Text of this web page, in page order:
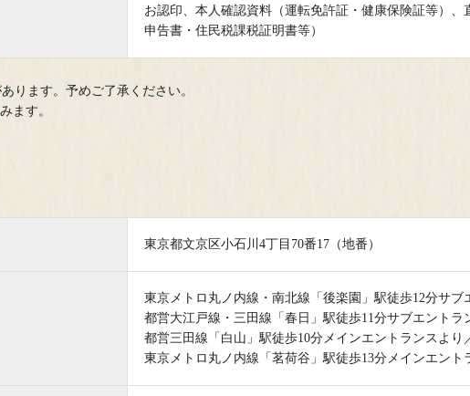
お認印、本人確認資料（運転免許証・健康保険証等）
申告書・住民税課税証明書等）
ります。予めご了承ください。
ます。
東京都文京区小石川4丁目70番17（地番）
東京メトロ丸ノ内線・南北線「後楽園」駅徒歩12分サ
都営大江戸線・三田線「春日」駅徒歩11分サブエントラ
都営三田線「白山」駅徒歩10分メインエントランスより
東京メトロ丸ノ内線「茗荷谷」駅徒歩13分メインエント